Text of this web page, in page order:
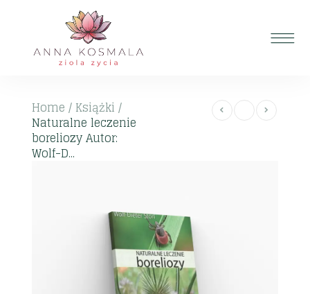
Home / Książki /
Naturalne leczenie
boreliozy Autor:
Wolf-D...